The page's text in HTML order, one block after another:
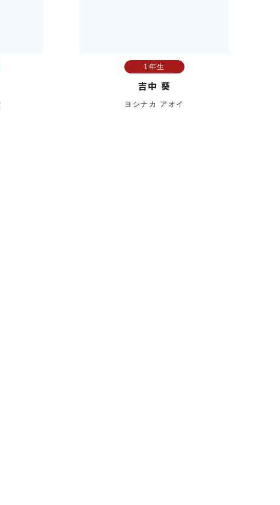
1年生
吉中 葵
ヨシナカ アオイ